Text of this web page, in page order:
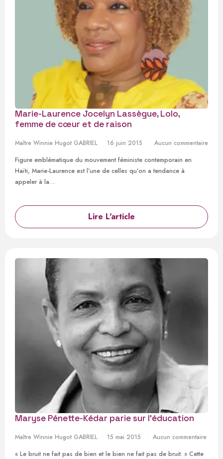
Marie-Laurence Jocelyn Lassègue, Lolo,
femme de cœur et de raison
Maître Winnie Hugot GABRIEL 16 juin 2015
Aucun commentaire
Figure emblématique du mouvement féministe contemporain en
Haïti, Marie-Laurence est l’une de celles qu’on a tendance à
appeler à la…
Lire L'article
Maryse Pénette-Kédar parie sur l’éducation
Maître Winnie Hugot GABRIEL 15 mai 2015
Aucun commentaire
« Le bruit ne fait pas de bien et le bien ne fait pas de bruit. » Cette